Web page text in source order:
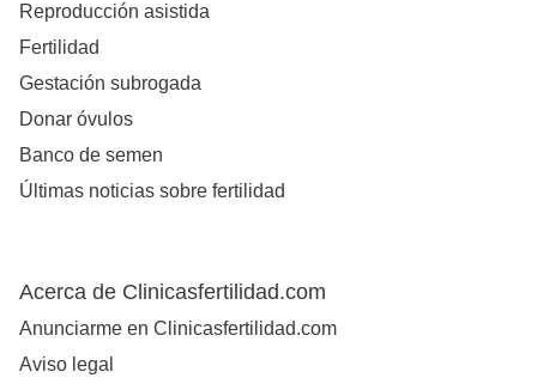
Reproducción asistida
Fertilidad
Gestación subrogada
Donar óvulos
Banco de semen
Últimas noticias sobre fertilidad
Acerca de Clinicasfertilidad.com
Anunciarme en Clinicasfertilidad.com
Aviso legal